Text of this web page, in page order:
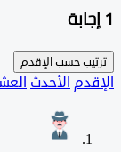
حسبالإقدم
الأحدثالعشوائية